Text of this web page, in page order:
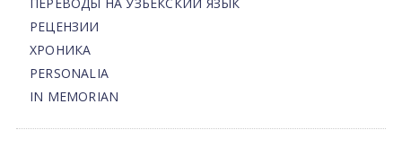
РЕЦЕНЗИИ
ХРОНИКА
PERSONALIA
IN MEMORIAN